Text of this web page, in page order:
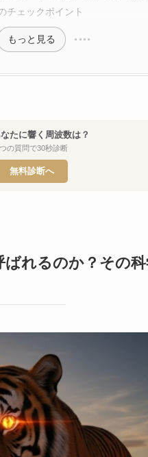
チェックポイント
もっと見る
たに響く周波数は？
の質問で30秒診断
無料診断へ
れるのか？その